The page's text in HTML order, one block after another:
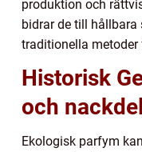
produktion och
bidrar de till hållbara
traditionella
Historisk
och
Ekologisk parfym